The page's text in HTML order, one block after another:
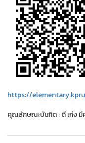
https://
คุณลักษณะบันฑิต : ดี เก่ง มี